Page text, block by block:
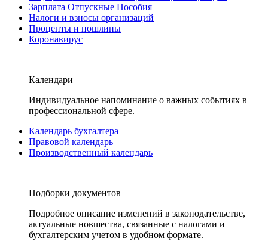
Зарплата Отпускные Пособия
Налоги и взносы организаций
Проценты и пошлины
Коронавирус
Календари
Индивидуальное напоминание о важных событиях в
профессиональной сфере.
Календарь бухгалтера
Правовой календарь
Производственный календарь
Подборки документов
Подробное описание изменений в законодательстве,
актуальные новшества, связанные с налогами и
бухгалтерским учетом в удобном формате.